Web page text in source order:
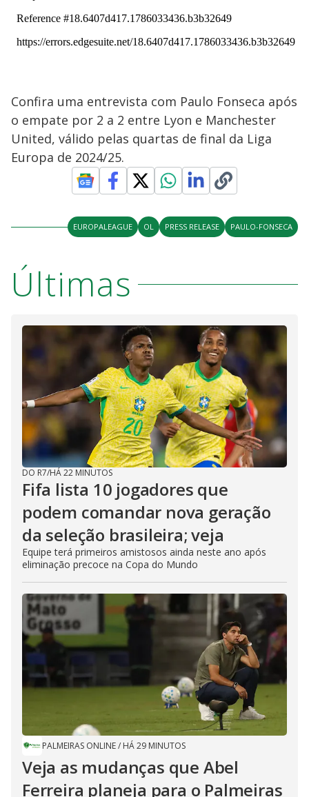
Confira uma entrevista com Paulo Fonseca após
o empate por 2 a 2 entre Lyon e Manchester
United, válido pelas quartas de final da Liga
Europa de 2024/25.
EUROPALEAGUE OL PRESS RELEASE PAULO-FONSECA
Últimas
DO R7/HÁ 22 MINUTOS
Fifa lista 10 jogadores que
podem comandar nova geração
da seleção brasileira; veja
Equipe terá primeiros amistosos ainda neste ano após
eliminação precoce na Copa do Mundo
PALMEIRAS ONLINE/ HÁ 29 MINUTOS
Veja as mudanças que Abel
Ferreira planeja para o Palmeiras